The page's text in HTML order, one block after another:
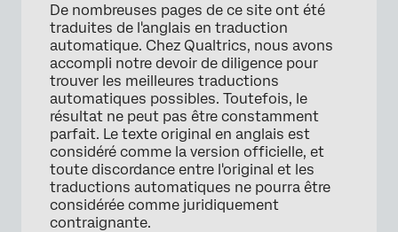
×
De nombreuses pages de ce site ont été
traduites de l'anglais en traduction
automatique. Chez Qualtrics, nous avons
accompli notre devoir de diligence pour
trouver les meilleures traductions
automatiques possibles. Toutefois, le
résultat ne peut pas être constamment
parfait. Le texte original en anglais est
considéré comme la version officielle, et
toute discordance entre l'original et les
traductions automatiques ne pourra être
considérée comme juridiquement
contraignante.